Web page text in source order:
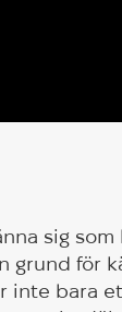
sig som
grund för
inte bara